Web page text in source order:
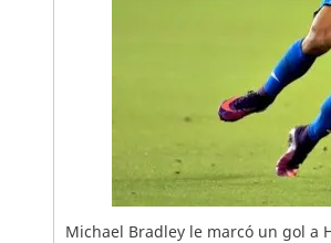
Michael Bradley le marcó un gol a